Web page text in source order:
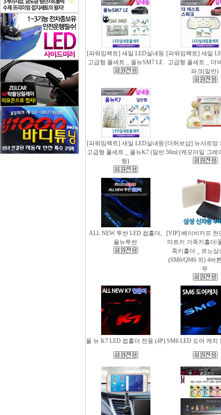
[파워임팩트] 새일 LED실내등
고급형 풀세트 _ 올뉴SM7 LE
[파워임팩트] 새일
고급형 풀세트 _ 더
파크(일반)
[파워임팩트] 새일 LED실내등
고급형 풀세트 _ 올뉴K7 (일반
형)
[더허브샵] 뉴샤르망
50ml (캐모마일 그레
ALL NEW 투싼 LED 컵홀더,
올뉴투싼
[VIP] 베이비카프 천
마트키 가죽키홀더/
죽키홀더 _ 르노삼
(SM6/QM6 외) 4버
무
올 뉴 K7 LED 컵홀더 전용 (4P) SM6 LED 도어 캐치